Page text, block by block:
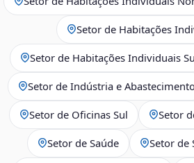
Setor de Habitações
Setor de Habitações Individuais
Setor de Indústria e Abastecimento
Setor de Oficinas Sul Setor
Setor de Saúde Setor de